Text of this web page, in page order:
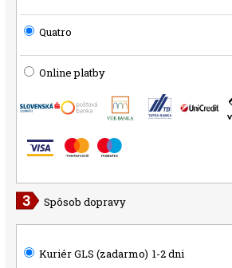
Quatro
Online platby
Spôsob dopravy
Kuriér GLS (zadarmo) 1-2 dni